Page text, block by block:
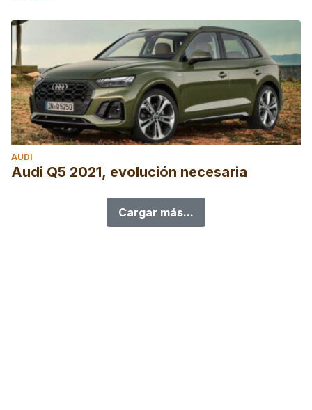
AUDI
Audi Q5 2021, evolución necesaria
Cargar más...